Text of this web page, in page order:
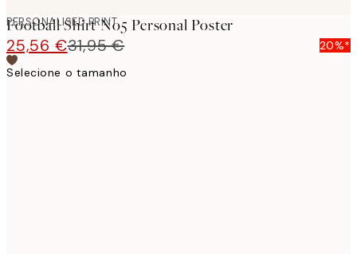
PERSONALISED PRINT
Football Shirt No5 Personal Poster
25,56 €31,95 €
20%*
Selecione o tamanho